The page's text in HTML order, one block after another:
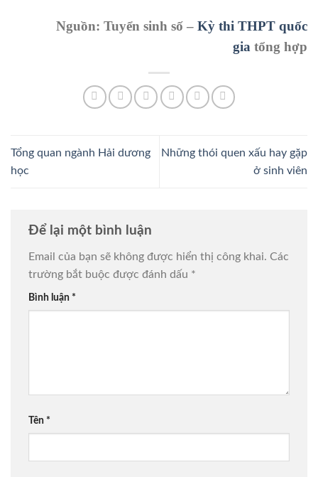
Nguồn: Tuyển sinh số – Kỳ thi THPT quốc
gia tổng hợp
Tổng quan ngành Hải dương
học
Những thói quen xấu hay gặp
ở sinh viên
Để lại một bình luận
Email của bạn sẽ không được hiển thị công khai. Các
trường bắt buộc được đánh dấu *
Bình luận *
Tên *